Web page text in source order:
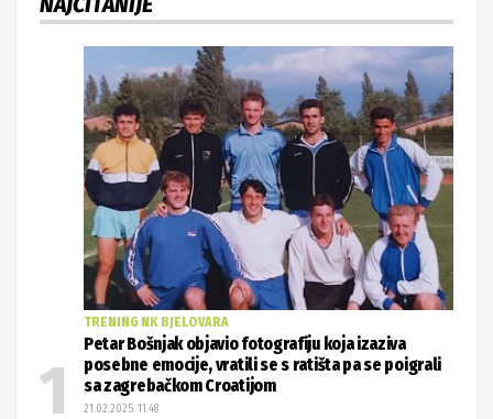
TRENING NK BJELOVARA
Petar Bošnjak objavio fotografiju koja izaziva
posebne emocije, vratili se s ratišta pa se poigrali
sa zagrebačkom Croatijom
21.02.2025. 11:48